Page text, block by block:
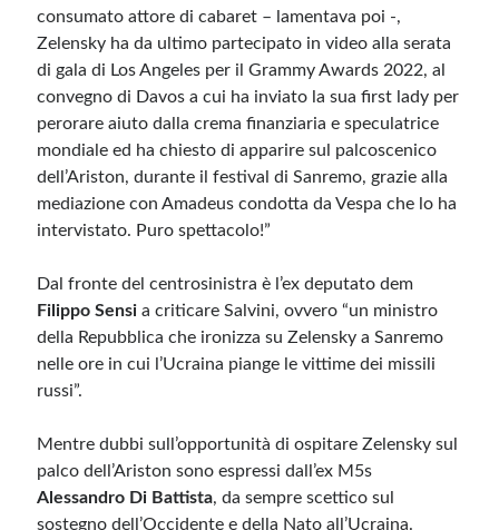
consumato attore di cabaret – lamentava poi -,
Zelensky ha da ultimo partecipato in video alla serata
di gala di Los Angeles per il Grammy Awards 2022, al
convegno di Davos a cui ha inviato la sua first lady per
perorare aiuto dalla crema finanziaria e speculatrice
mondiale ed ha chiesto di apparire sul palcoscenico
dell’Ariston, durante il festival di Sanremo, grazie alla
mediazione con Amadeus condotta da Vespa che lo ha
intervistato. Puro spettacolo!”
Dal fronte del centrosinistra è l’ex deputato dem
Filippo Sensia criticare Salvini, ovvero “un ministro
della Repubblica che ironizza su Zelensky a Sanremo
nelle ore in cui l’Ucraina piange le vittime dei missili
russi”.
Mentre dubbi sull’opportunità di ospitare Zelensky sul
palco dell’Ariston sono espressi dall’ex M5s
Alessandro Di Battista, da sempre scettico sul
sostegno dell’Occidente e della Nato all’Ucraina.